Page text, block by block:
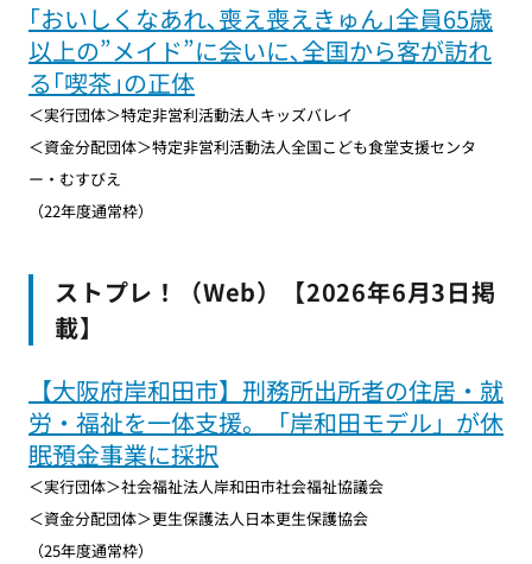
｢おいしくなあれ､喪え喪えきゅん｣全員65歳
以上の”メイド”に会いに､全国から客が訪れ
る｢喫茶｣の正体
＜実行団体＞特定非営利活動法人キッズバレイ
＜資金分配団体＞特定非営利活動法人全国こども食堂支援センタ
ー・むすびえ
（22年度通常枠）
ストプレ！（Web）【2026年6月3日掲
載】
【大阪府岸和田市】刑務所出所者の住居・就
労・福祉を一体支援。「岸和田モデル」が休
眠預金事業に採択
＜実行団体＞社会福祉法人岸和田市社会福祉協議会
＜資金分配団体＞更生保護法人日本更生保護協会
（25年度通常枠）